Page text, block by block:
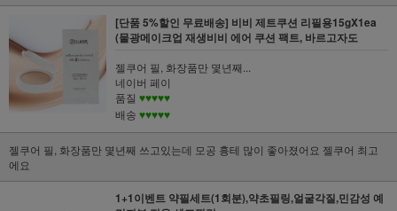
[단품 5%할인 무료배송] 비비 제트쿠션 리필용15gX1ea
(물광메이크업 재생비비 에어 쿠션 팩트, 바르고자도
젤쿠어 필, 화장품만 몇년째...
네이버 페이
품질 ♥♥♥♥♥
배송 ♥♥♥♥♥
젤쿠어 필, 화장품만 몇년째 쓰고있는데 모공 흉테 많이 좋아졌어요 젤쿠어 최고
에요
1+1이벤트 약필세트(1회분),약초필링,얼굴각질,민감성 예